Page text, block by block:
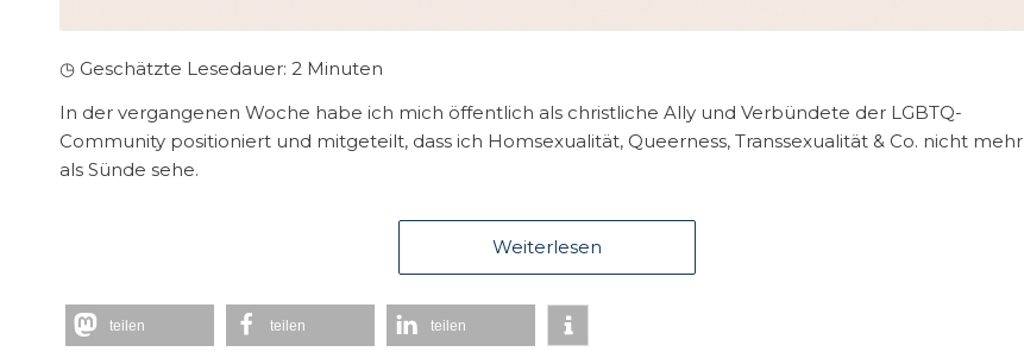
◷ Geschätzte Lesedauer: 2 Minuten
In der vergangenen Woche habe ich mich öffentlich als christliche Ally und Verbündete der LGBTQ-
Community positioniert und mitgeteilt, dass ich Homsexualität, Queerness, Transsexualität & Co. nicht mehr
als Sünde sehe.
Weiterlesen
teilen teilen teilen